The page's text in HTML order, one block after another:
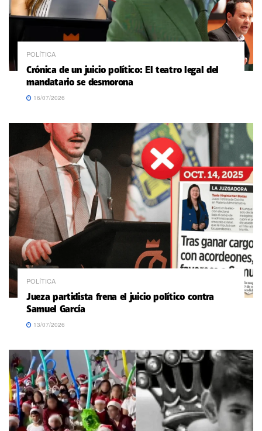
POLÍTICA
Crónica de un juicio político: El teatro legal del
mandatario se desmorona
16/07/2026
POLÍTICA
Jueza partidista frena el juicio político contra
Samuel García
13/07/2026